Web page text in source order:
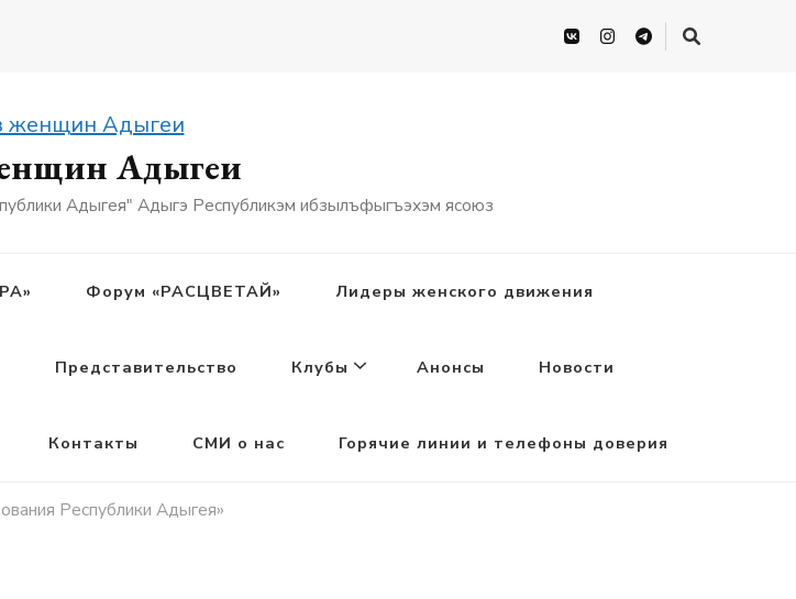
Адыгеи
Адыгея" Адыгэ Республикэм ибзылъфыгъэхэм ясоюз
Форум «РАСЦВЕТАЙ» Лидеры женского движения
Представительство Клубы Анонсы Новости
Контакты СМИ о нас Горячие линии и телефоны доверия
Республики Адыгея»